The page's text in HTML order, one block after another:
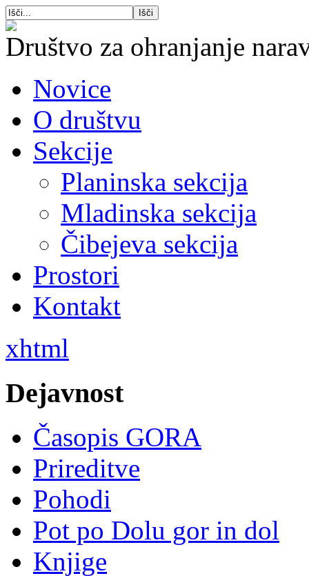
Društvo za ohranjanje
Novice
O društvu
Sekcije
Planinska sekcija
Mladinska sekcija
Čibejeva sekcija
Prostori
Kontakt
xhtml
Dejavnost
Časopis GORA
Prireditve
Pohodi
Pot po Dolu gor in dol
Knjige